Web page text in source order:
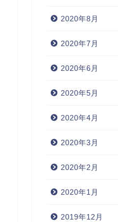
2020年8月
2020年7月
2020年6月
2020年5月
2020年4月
2020年3月
2020年2月
2020年1月
2019年12月